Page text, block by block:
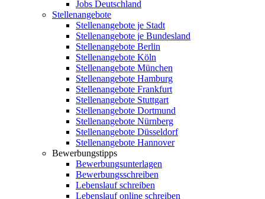
Jobs Deutschland
Stellenangebote
Stellenangebote je Stadt
Stellenangebote je Bundesland
Stellenangebote Berlin
Stellenangebote Köln
Stellenangebote München
Stellenangebote Hamburg
Stellenangebote Frankfurt
Stellenangebote Stuttgart
Stellenangebote Dortmund
Stellenangebote Nürnberg
Stellenangebote Düsseldorf
Stellenangebote Hannover
Bewerbungstipps
Bewerbungsunterlagen
Bewerbungsschreiben
Lebenslauf schreiben
Lebenslauf online schreiben